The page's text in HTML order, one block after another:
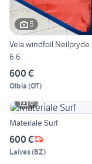
5
Vela windfoil
6.6
600 €
Olbia (OT)
6
Materiale Surf
600 €
Laives(BZ)